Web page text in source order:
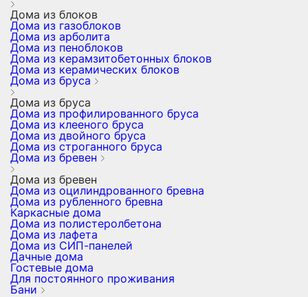
Дома из блоков
Дома из газоблоков
Дома из арболита
Дома из пеноблоков
Дома из керамзитобетонных блоков
Дома из керамических блоков
Дома из бруса
Дома из бруса
Дома из профилированного бруса
Дома из клееного бруса
Дома из двойного бруса
Дома из строганного бруса
Дома из бревен
Дома из бревен
Дома из оцилиндрованного бревна
Дома из рубленного бревна
Каркасные дома
Дома из полистеролбетона
Дома из лафета
Дома из СИП-панелей
Дачные дома
Гостевые дома
Для постоянного проживания
Бани